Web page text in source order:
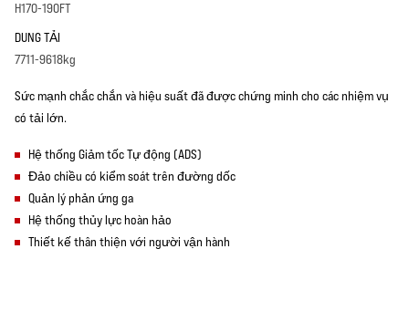
H170-190FT
DUNG TẢI
7711-9618kg
Sức mạnh chắc chắn và hiệu suất đã được chứng minh cho các nhiệm vụ
có tải lớn.
Hệ thống Giảm tốc Tự động (ADS)
Đảo chiều có kiểm soát trên đường dốc
Quản lý phản ứng ga
Hệ thống thủy lực hoàn hảo
Thiết kế thân thiện với người vận hành